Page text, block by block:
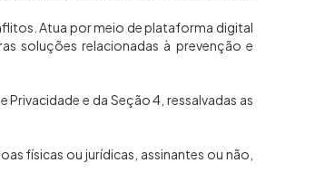
Atua por meio de plataforma digital
soluções relacionadas à prevenção e
e da Seção 4, ressalvadas as
físicas ou jurídicas, assinantes ou não,